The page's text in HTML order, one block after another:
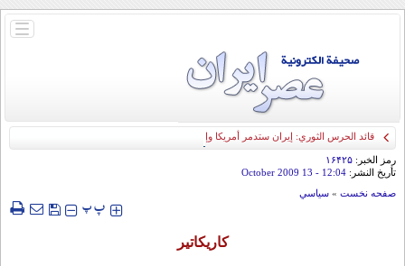
باز
قائد الحرس الثوري: إيران ستدمر أمريكا وإسرائيل والسعودية إذا تجاوزت خطوط طهران
الحمراء
رمز الخبر: ۱۶۴۲۵
تأريخ النشر: 12:04
- 13 October 2009
صفحه نخست » سياسي
‍‍‍ پپ
كاريكاتير